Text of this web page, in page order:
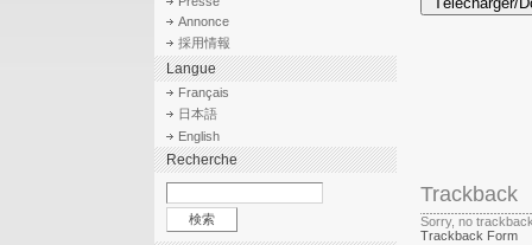
Trackback
Sorry, no
Trackback Form
Annonce
採用情報
Langue
Français
日本語
English
Recherche